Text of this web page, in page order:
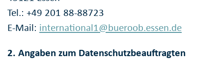
Tel.: +49 201 88-88723
E-Mail: international1@bueroob.essen.de
2. Angaben zum Datenschutzbeauftragten